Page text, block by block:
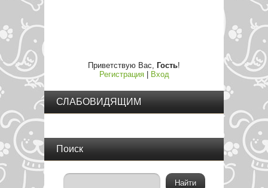
Приветствую Вас, Гость!
Регистрация| Вход
СЛАБОВИДЯЩИМ
Поиск